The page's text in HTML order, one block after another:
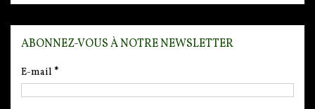
ABONNEZ-VOUS À NOTRE NEWSLETTER
E-mail *